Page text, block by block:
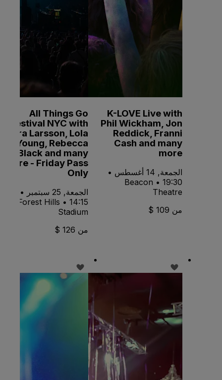
K-LOVE Live with
Phil Wickham, Jon
Reddick, Franni
Cash and many
more
الجمعة, 14 أغسطس •
19:30 • Beacon
Theatre
من 109 $
All Things Go
Festival NYC with
Zara Larsson, Lola
Young, Rebecca
Black and many
more - Friday Pass
Only
الجمعة, 25 سبتمبر •
14:15 • Forest Hills
Stadium
من 126 $